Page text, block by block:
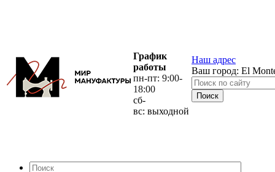
График
работы
пн-пт: 9:00-
18:00
сб-
вс: выходной
Наш адрес
Ваш город: El